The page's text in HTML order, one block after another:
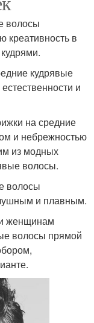
волосы
креативность в
кудрявые
и
на средние
и небрежностью
из модных
волосы.
волосы
и плавным.
женщинам
волосы прямой